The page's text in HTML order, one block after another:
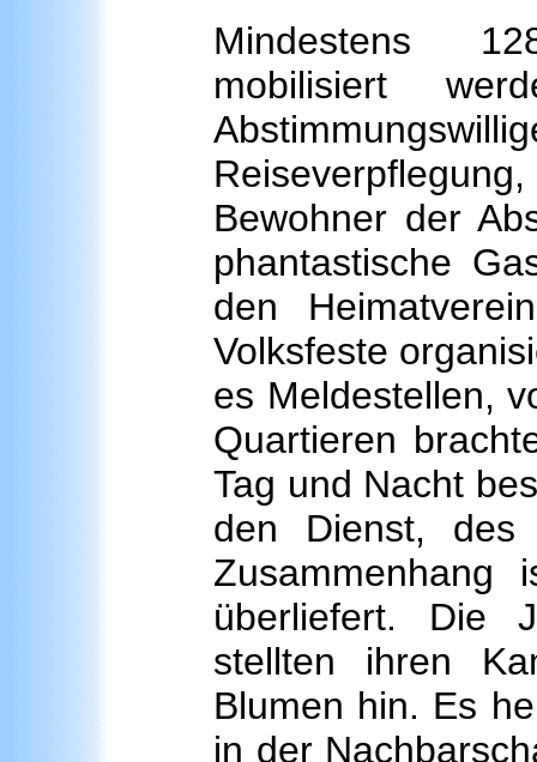
Mindestens
mobilisiert
Bewohner der
phantastische
den
Volksfeste
es Meldestellen,
Quartieren
Tag und Nacht
den Dienst, des
Zusammenhang
überliefert. Die
stellten ihren
Blumen hin. Es
in der